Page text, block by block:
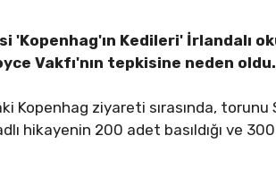
'Kopenhag'ın Kedileri' İrlandalı
Vakfı'nın tepkisine neden oldu.
Kopenhag ziyareti sırasında, torunu
hikayenin 200 adet basıldığı ve